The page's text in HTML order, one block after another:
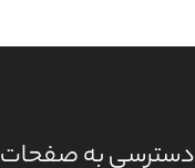
دسترسی به صفحات